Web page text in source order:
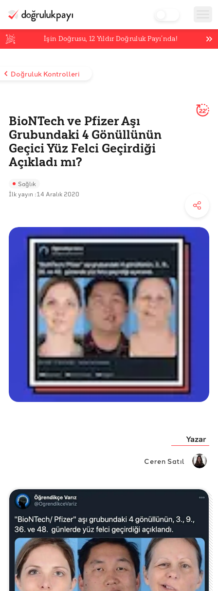
İşin Doğrusu,12 Yıldır Doğruluk Payı’nda!
Doğruluk Kontrolleri
BioNTech ve Pfizer Aşı
Grubundaki 4 Gönüllünün
Geçici Yüz Felci Geçirdiği
Açıkladı mı?
22'
Sağlık
İlk yayın :14 Aralık 2020
Yazar
Ceren Satıl